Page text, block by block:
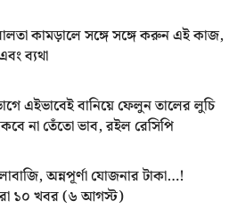
কামড়ালে সঙ্গে সঙ্গে করুন এই কাজ,
ব্যথা
এইভাবেই বানিয়ে ফেলুন তালের লুচি
না তেঁতো ভাব, রইল রেসিপি
অন্নপূর্ণা যোজনার টাকা…!
১০ খবর (৬ আগস্ট)